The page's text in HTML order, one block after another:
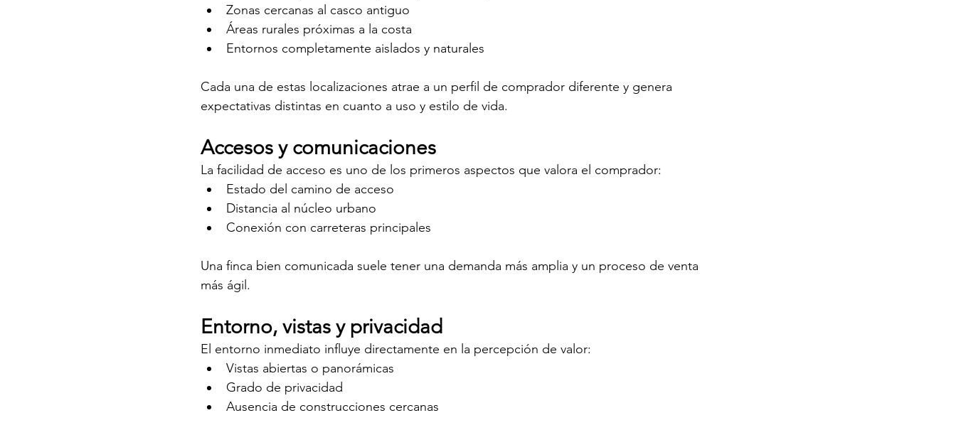
Zonas cercanas al casco antiguo
Áreas rurales próximas a la costa
Entornos completamente aislados y naturales
Cada una de estas localizaciones atrae a un perfil de comprador diferente y genera
expectativas distintas en cuanto a uso y estilo de vida.
Accesos y comunicaciones
La facilidad de acceso es uno de los primeros aspectos que valora el comprador:
Estado del camino de acceso
Distancia al núcleo urbano
Conexión con carreteras principales
Una finca bien comunicada suele tener una demanda más amplia y un proceso de venta
más ágil.
Entorno, vistas y privacidad
El entorno inmediato influye directamente en la percepción de valor:
Vistas abiertas o panorámicas
Grado de privacidad
Ausencia de construcciones cercanas